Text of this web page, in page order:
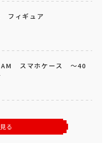
ィギュア
AM スマホケース ～40
る